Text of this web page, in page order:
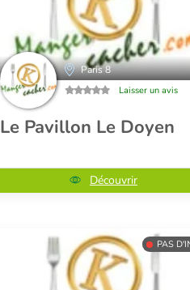
Paris 8
Laisser un avis
Le Pavillon Le Doyen
Découvrir
PAS